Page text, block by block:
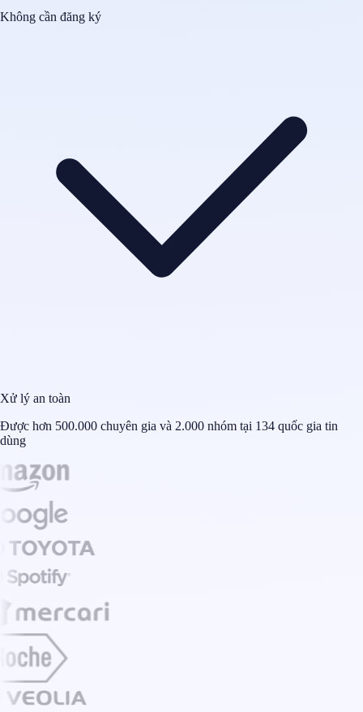
Không cần đăng ký
Xử lý an toàn
Được hơn 500.000 chuyên gia và 2.000 nhóm tại 134 quốc gia tin
dùng